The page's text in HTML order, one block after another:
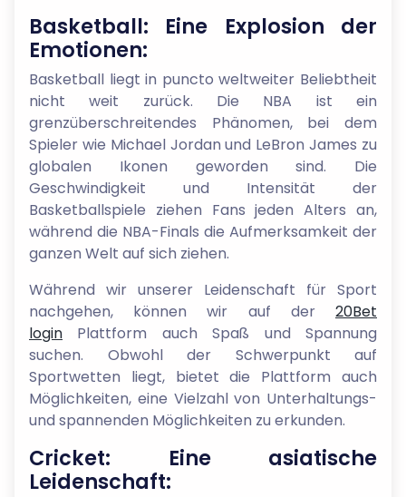
Basketball: Eine Explosion der
Emotionen:
Basketball liegt in puncto weltweiter Beliebtheit
nicht weit zurück. Die NBA ist ein
grenzüberschreitendes Phänomen, bei dem
Spieler wie Michael Jordan und LeBron James zu
globalen Ikonen geworden sind. Die
Geschwindigkeit und Intensität der
Basketballspiele ziehen Fans jeden Alters an,
während die NBA-Finals die Aufmerksamkeit der
ganzen Welt auf sich ziehen.
Während wir unserer Leidenschaft für Sport
nachgehen, können wir auf der 20Bet
login Plattform auch Spaß und Spannung
suchen. Obwohl der Schwerpunkt auf
Sportwetten liegt, bietet die Plattform auch
Möglichkeiten, eine Vielzahl von Unterhaltungs-
und spannenden Möglichkeiten zu erkunden.
Cricket: Eine asiatische
Leidenschaft: